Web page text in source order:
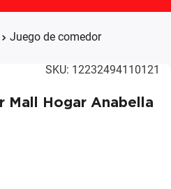
Juego de comedor
SKU: 12232494110121
Mall Hogar Anabella